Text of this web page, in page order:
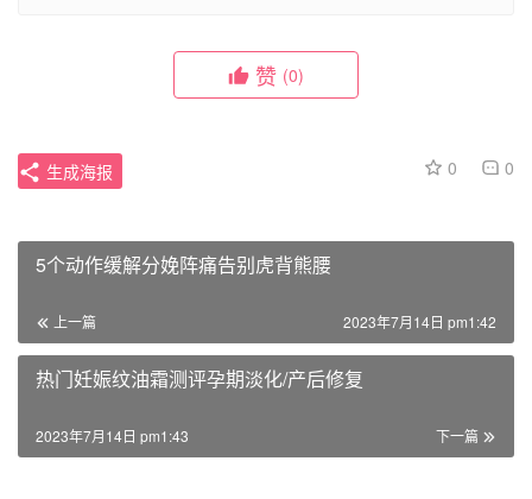
赞 (0)
0 0
生成海报
5个动作缓解分娩阵痛告别虎背熊腰
上一篇 2023年7月14日 pm1:42
热门妊娠纹油霜测评孕期淡化/产后修复
下一篇
2023年7月14日 pm1:43